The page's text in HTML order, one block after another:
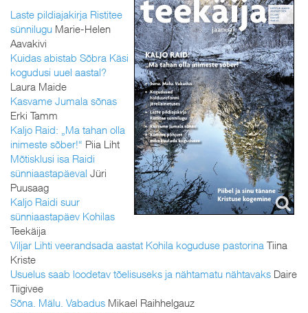
Laste pildiajakirja Ristitee
sünnilugu Marie-Helen
Aavakivi
Kuidas abistab Sõbra Käsi
kogudusi uuel aastal?
Laura Maide
Kasvame Jumala sõnas
Erki Tamm
Kaljo Raid: „Ma tahan olla
inimeste sõber!“ Piia Liht
Mõtisklusi isa Raidi
sünniaastapäeval Jüri
Puusaag
Kaljo Raidi suur
sünniaastapäev Kohilas
Teekäija
Viljar Lihti veerandsada aastat Kohila koguduse pastorina Tiina
Kriste
Usuelus saab loodetav tõelisuseks ja nähtamatu nähtavaks Daire
Tiigivee
Sõna. Mälu. Vabadus Mikael Raihhelgauz